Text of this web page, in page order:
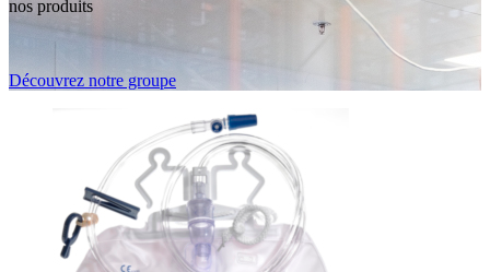
nos produits
Découvrez notre groupe